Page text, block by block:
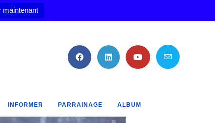
maintenant
INFORMER PARRAINAGE ALBUM